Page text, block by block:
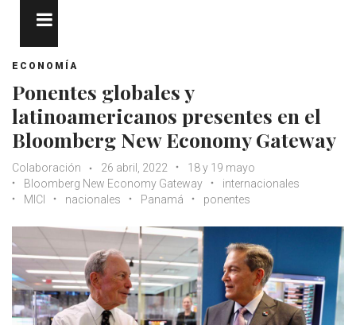
ECONOMÍA
Ponentes globales y
latinoamericanos presentes en el
Bloomberg New Economy Gateway
Colaboración 26 abril, 2022
18 y 19 mayo
Bloomberg New Economy Gateway
internacionales
MICI
nacionales Panamá ponentes